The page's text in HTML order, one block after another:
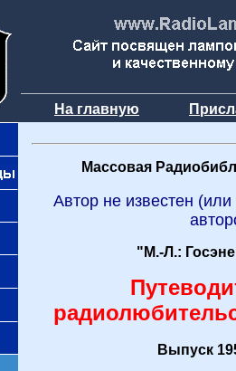
На главную
Массовая
Автор не известен
"М.-Л.:
Выпуск